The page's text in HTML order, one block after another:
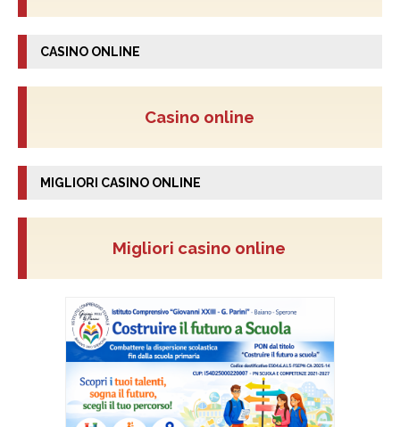
CASINO ONLINE
Casino online
MIGLIORI CASINO ONLINE
Migliori casino online